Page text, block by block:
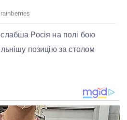
Росія на полі бою
позицію за столом